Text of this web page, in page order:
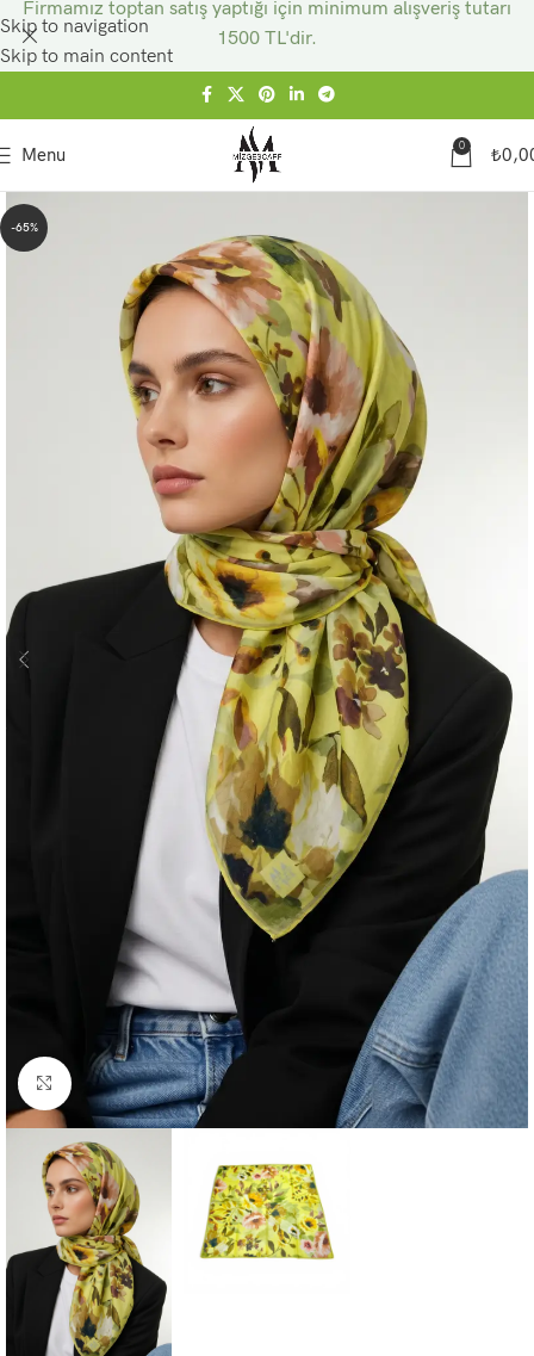
Skip to navigation
Skip to main content
Menu 0 ₺
-65%
Click to enlarge
Firmamız toptan satış yaptığı için minimum alışveriş tutarı
1500 TL'dir.